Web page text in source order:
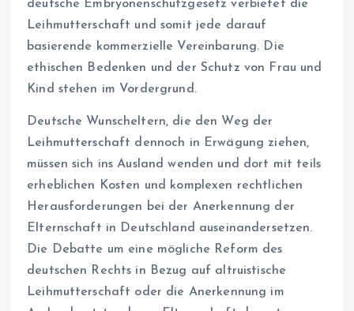
deutsche Embryonenschutzgesetz verbietet die
Leihmutterschaft und somit jede darauf
basierende kommerzielle Vereinbarung. Die
ethischen Bedenken und der Schutz von Frau und
Kind stehen im Vordergrund.
Deutsche Wunscheltern, die den Weg der
Leihmutterschaft dennoch in Erwägung ziehen,
müssen sich ins Ausland wenden und dort mit teils
erheblichen Kosten und komplexen rechtlichen
Herausforderungen bei der Anerkennung der
Elternschaft in Deutschland auseinandersetzen.
Die Debatte um eine mögliche Reform des
deutschen Rechts in Bezug auf altruistische
Leihmutterschaft oder die Anerkennung im